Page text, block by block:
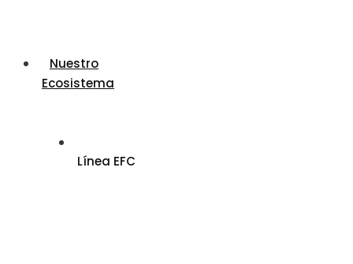
Nuestro
Ecosistema
Línea EFC